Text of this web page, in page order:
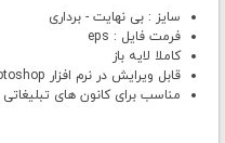
سایز : بی نهایت - برداری
فرمت فایل : eps
کاملا لایه باز
قابل ویرایش در نرم افزار Adobe Photoshop و ...
مناسب برای کانون های